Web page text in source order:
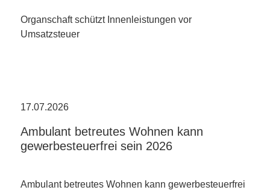
Organschaft schützt Innenleistungen vor
Umsatzsteuer
17.07.2026
Ambulant betreutes Wohnen kann
gewerbesteuerfrei sein 2026
Ambulant betreutes Wohnen kann gewerbesteuerfrei